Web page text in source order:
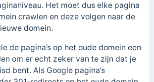
Het moet dus elke pagina
crawlen en deze volgen naar de
domein.
de pagina’s op het oude domein een
om er echt zeker van te zijn dat je
bent. Als Google pagina’s